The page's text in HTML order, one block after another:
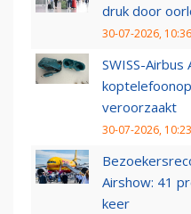
druk door
30-07-2026, 10:36
SWISS-
veroorzaakt
30-07-2026, 10:23
Airshow: 41
keer